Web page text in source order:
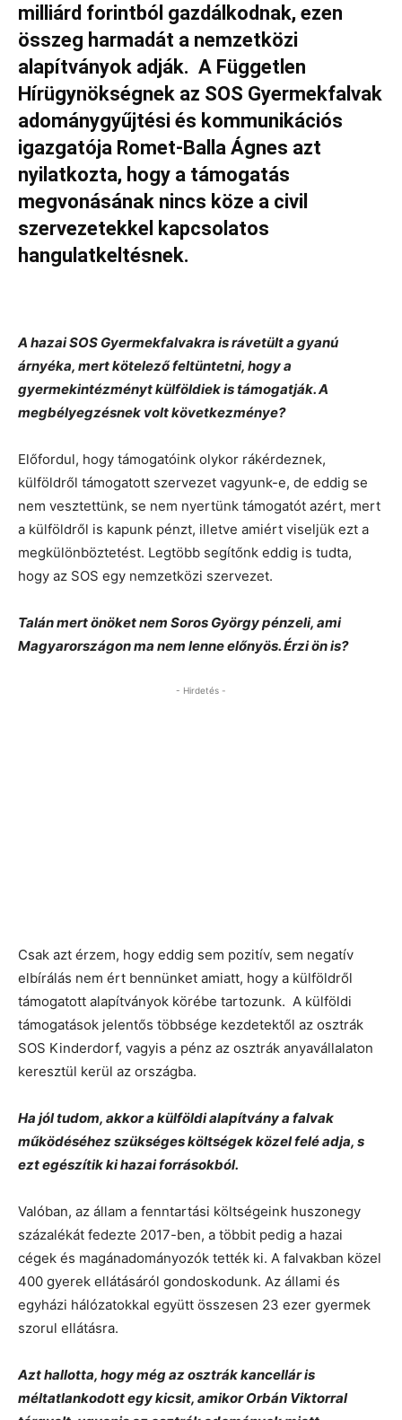
milliárd forintból gazdálkodnak, ezen
összeg harmadát a nemzetközi
alapítványok adják. A Független
Hírügynökségnek az SOS Gyermekfalvak
adománygyűjtési és kommunikációs
igazgatója Romet-Balla Ágnes azt
nyilatkozta, hogy a támogatás
megvonásának nincs köze a civil
szervezetekkel kapcsolatos
hangulatkeltésnek.
A hazai SOS Gyermekfalvakra is rávetült a gyanú
árnyéka, mert kötelező feltüntetni, hogy a
gyermekintézményt külföldiek is támogatják. A
megbélyegzésnek volt következménye?
Előfordul, hogy támogatóink olykor rákérdeznek,
külföldről támogatott szervezet vagyunk-e, de eddig se
nem vesztettünk, se nem nyertünk támogatót azért, mert
a külföldről is kapunk pénzt, illetve amiért viseljük ezt a
megkülönböztetést. Legtöbb segítőnk eddig is tudta,
hogy az SOS egy nemzetközi szervezet.
Talán mert önöket nem Soros György pénzeli, ami
Magyarországon ma nem lenne előnyös. Érzi ön is?
- Hirdetés -
Csak azt érzem, hogy eddig sem pozitív, sem negatív
elbírálás nem ért bennünket amiatt, hogy a külföldről
támogatott alapítványok körébe tartozunk. A külföldi
támogatások jelentős többsége kezdetektől az osztrák
SOS Kinderdorf, vagyis a pénz az osztrák anyavállalaton
keresztül kerül az országba.
Ha jól tudom, akkor a külföldi alapítvány a falvak
működéséhez szükséges költségek közel felé adja, s
ezt egészítik ki hazai forrásokból.
Valóban, az állam a fenntartási költségeink huszonegy
százalékát fedezte 2017-ben, a többit pedig a hazai
cégek és magánadományozók tették ki. A falvakban közel
400 gyerek ellátásáról gondoskodunk. Az állami és
egyházi hálózatokkal együtt összesen 23 ezer gyermek
szorul ellátásra.
Azt hallotta, hogy még az osztrák kancellár is
méltatlankodott egy kicsit, amikor Orbán Viktorral